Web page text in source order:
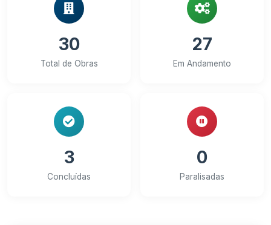
30
Total de Obras
27
Em Andamento
3
Concluídas
0
Paralisadas